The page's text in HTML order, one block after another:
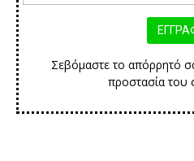
Σεβόμαστε το απόρρητό
προστασία του